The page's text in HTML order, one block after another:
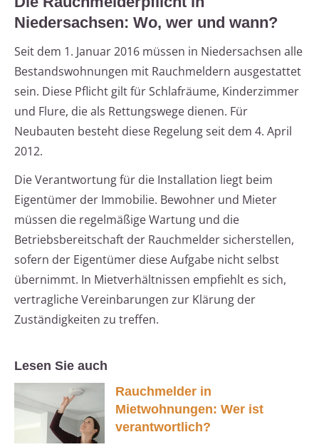
Niedersachsen: Wo, wer und wann?
Seit dem 1. Januar 2016 müssen in Niedersachsen alle
Bestandswohnungen mit Rauchmeldern ausgestattet
sein. Diese Pflicht gilt für Schlafräume, Kinderzimmer
und Flure, die als Rettungswege dienen. Für
Neubauten besteht diese Regelung seit dem 4. April
2012.
Die Verantwortung für die Installation liegt beim
Eigentümer der Immobilie. Bewohner und Mieter
müssen die regelmäßige Wartung und die
Betriebsbereitschaft der Rauchmelder sicherstellen,
sofern der Eigentümer diese Aufgabe nicht selbst
übernimmt. In Mietverhältnissen empfiehlt es sich,
vertragliche Vereinbarungen zur Klärung der
Zuständigkeiten zu treffen.
Lesen Sie auch
Rauchmelder in
Mietwohnungen: Wer ist
verantwortlich?